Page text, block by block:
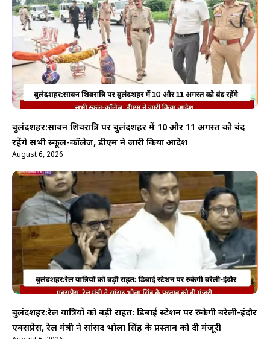
बुलंदशहर:सावन शिवरात्रि पर बुलंदशहर में 10 और 11 अगस्त को बंद
रहेंगे सभी स्कूल-कॉलेज, डीएम ने जारी किया आदेश
August 6, 2026
बुलंदशहर:रेल यात्रियों को बड़ी राहत: डिबाई स्टेशन पर रुकेगी बरेली-इंदौर
एक्सप्रेस, रेल मंत्री ने सांसद भोला सिंह के प्रस्ताव को दी मंजूरी